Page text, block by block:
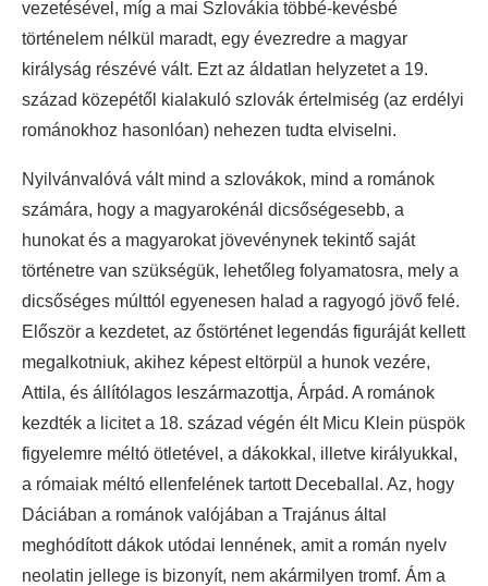
vezetésével, míg a mai Szlovákia többé-kevésbé
történelem nélkül maradt, egy évezredre a magyar
királyság részévé vált. Ezt az áldatlan helyzetet a 19.
század közepétől kialakuló szlovák értelmiség (az erdélyi
románokhoz hasonlóan) nehezen tudta elviselni.
Nyilvánvalóvá vált mind a szlovákok, mind a románok
számára, hogy a magyarokénál dicsőségesebb, a
hunokat és a magyarokat jövevénynek tekintő saját
történetre van szükségük, lehetőleg folyamatosra, mely a
dicsőséges múlttól egyenesen halad a ragyogó jövő felé.
Először a kezdetet, az őstörténet legendás figuráját kellett
megalkotniuk, akihez képest eltörpül a hunok vezére,
Attila, és állítólagos leszármazottja, Árpád. A románok
kezdték a licitet a 18. század végén élt Micu Klein püspök
figyelemre méltó ötletével, a dákokkal, illetve királyukkal,
a rómaiak méltó ellenfelének tartott Deceballal. Az, hogy
Dáciában a románok valójában a Trajánus által
meghódított dákok utódai lennének, amit a román nyelv
neolatin jellege is bizonyít, nem akármilyen tromf. Ám a